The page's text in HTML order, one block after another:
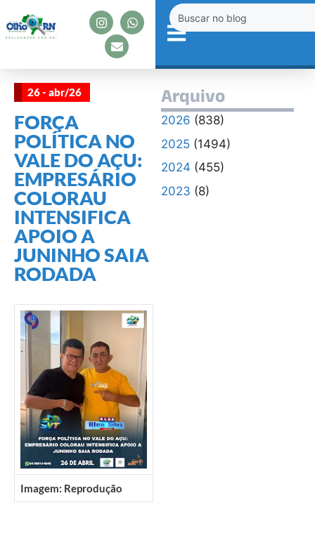
26 - abr/26
FORÇA
POLÍTICA NO
VALE DO AÇU:
EMPRESÁRIO
COLORAU
INTENSIFICA
APOIO A
JUNINHO SAIA
RODADA
Imagem: Reprodução
Arquivo
2026 (838)
2025(1494)
2024 (455)
2023 (8)